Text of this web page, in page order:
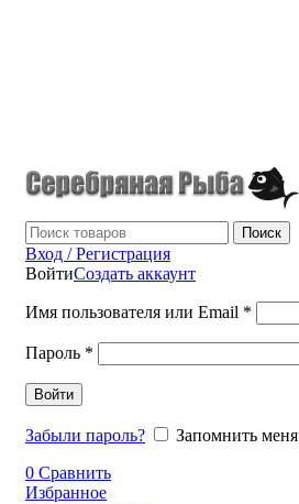
Поиск
Вход / Регистрация
ВойтиСоздать аккаунт
Имя пользователя или Email *
Пароль *
Войти
Забыли пароль?
Запомнить меня
0 Сравнить
Избранное